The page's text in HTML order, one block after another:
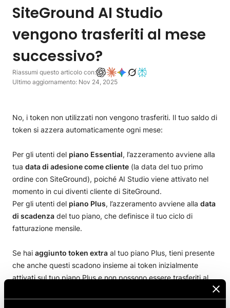
SiteGround AI Studio
vengono trasferiti al mese
successivo?
Riassumi questo articolo con:
Ultimo aggiornamento: Nov 24, 2025
No, i token non utilizzati non vengono trasferiti. Il tuo saldo di
token si azzera automaticamente ogni mese:
Per gli utenti del piano Essential, l’azzeramento avviene alla
tua data di adesione come cliente (la data del tuo primo
ordine con SiteGround), poiché AI Studio viene attivato nel
momento in cui diventi cliente di SiteGround.
Per gli utenti del piano Plus, l’azzeramento avviene alla data
di scadenza del tuo piano, che definisce il tuo ciclo di
fatturazione mensile.
Se hai aggiunto token extra al tuo piano Plus, tieni presente
che anche questi scadono insieme ai token inizialmente
attivati sul tuo piano Plus e non possono essere trasferiti al